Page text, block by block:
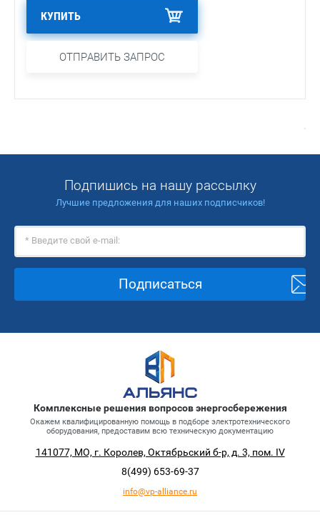
КУПИТЬ
ОТПРАВИТЬ ЗАПРОС
Подпишись на нашу рассылку
Лучшие предложения для наших подписчиков!
Подписаться
Комплексные решения вопросов энергосбережения
Окажем квалифицированную помощь в подборе электротехнического
оборудования, предоставим всю техническую документацию
141077, МО, г. Королев, Октябрьский б-р, д. 3, пом. IV
8(499) 653-69-37
info@vp-alliance.ru